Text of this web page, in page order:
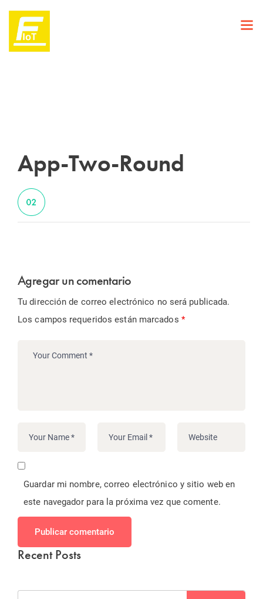
App-Two-Round
Agregar un comentario
Tu dirección de correo electrónico no será publicada.
Los campos requeridos están marcados *
Guardar mi nombre, correo electrónico y sitio web en
este navegador para la próxima vez que comente.
Publicar comentario
Recent Posts